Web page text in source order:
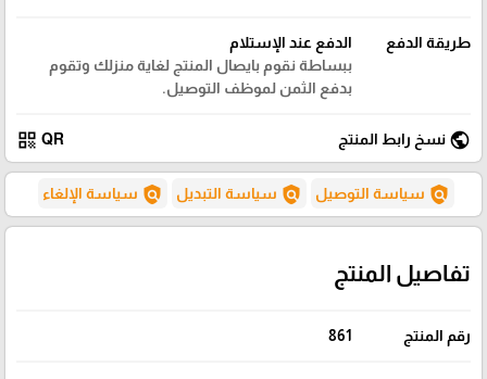
طريقة الدفع
الدفع عند الإستلام
ببساطة نقوم بايصال المنتج لغاية منزلك وتقوم
بدفع الثمن لموظف التوصيل.
public نسخ رابط المنتج QR
qr_code
policy سياسة التوصيل policy سياسة التبديل policy سياسة الإلغاء
تفاصيل المنتج
رقم المنتج 861